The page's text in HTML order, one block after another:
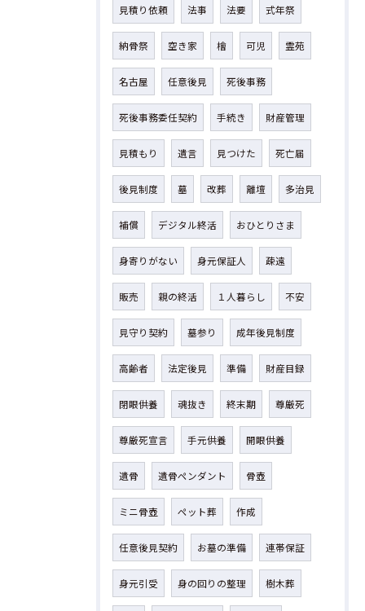
見積り依頼 法事 法要 式年祭
納骨祭 空き家 檜 可児 霊苑
名古屋 任意後見 死後事務
死後事務委任契約 手続き 財産管理
見積もり 遺言 見つけた 死亡届
後見制度 墓 改葬 離壇 多治見
補償 デジタル終活 おひとりさま
身寄りがない 身元保証人 疎遠
販売 親の終活 １人暮らし 不安
見守り契約 墓参り 成年後見制度
高齢者 法定後見 準備 財産目録
閉眼供養 魂抜き 終末期 尊厳死
尊厳死宣言 手元供養 開眼供養
遺骨 遺骨ペンダント 骨壺
ミニ骨壺 ペット葬 作成
任意後見契約 お墓の準備 連帯保証
身元引受 身の回りの整理 樹木葬